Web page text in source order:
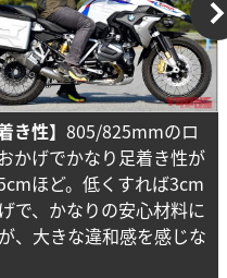
き性】 805/825mmのロ
かげでかなり足着き性が
ほど。低くすれば3cm
で、かなりの安心材料に
、大きな違和感を感じな